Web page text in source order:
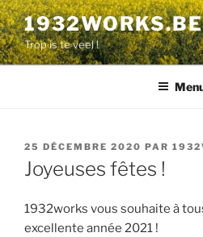
Aller
au
contenu
principal
1932WORKS.BE
Trop is te veel !
PUBLIÉ
LE
25 DÉCEMBRE 2020 PAR
Joyeuses fêtes !
1932works vous souhaite à
excellente année 2021 !